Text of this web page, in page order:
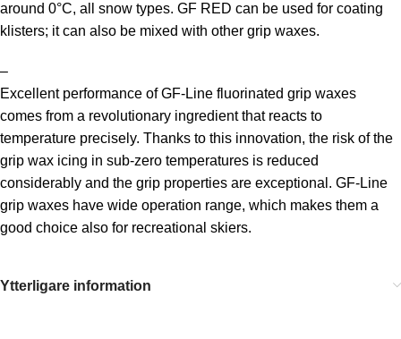
around 0°C, all snow types. GF RED can be used for coating
klisters; it can also be mixed with other grip waxes.
–
Excellent performance of GF-Line fluorinated grip waxes
comes from a revolutionary ingredient that reacts to
temperature precisely. Thanks to this innovation, the risk of the
grip wax icing in sub-zero temperatures is reduced
considerably and the grip properties are exceptional. GF-Line
grip waxes have wide operation range, which makes them a
good choice also for recreational skiers.
Ytterligare information